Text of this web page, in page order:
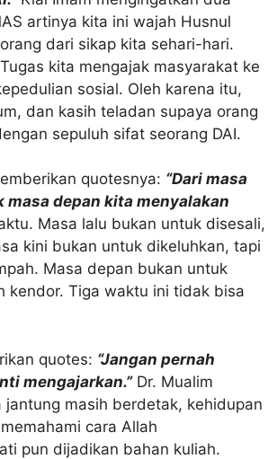
artinya kita ini wajah Husnul
dari sikap kita sehari-hari.
kita mengajak masyarakat ke
sosial. Oleh karena itu,
dan kasih teladan supaya orang
sepuluh sifat seorang DAI.
quotesnya: “Dari masa
depan kita menyalakan
Masa lalu bukan untuk disesali,
kini bukan untuk dikeluhkan, tapi
Masa depan bukan untuk
kendor. Tiga waktu ini tidak bisa
quotes: “Jangan pernah
mengajarkan.”Dr. Mualim
masih berdetak, kehidupan
cara Allah
pun dijadikan bahan kuliah.